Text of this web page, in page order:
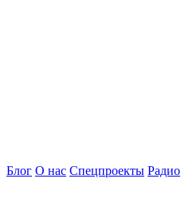
Блог О нас Спецпроекты Радио